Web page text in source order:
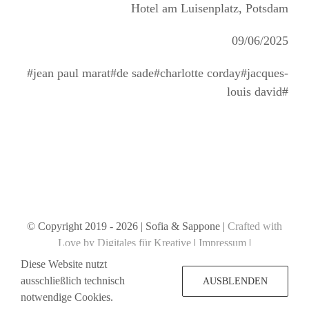
Hotel am Luisenplatz, Potsdam
09/06/2025
#jean paul marat#de sade#charlotte corday#jacques-
louis david#
© Copyright 2019 - 2026 | Sofia & Sappone | Crafted with
Love by Digitales für Kreative | Impressum |
Diese Website nutzt
ausschließlich technisch
notwendige Cookies.
AUSBLENDEN